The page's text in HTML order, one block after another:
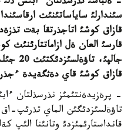
سئندارلئ ساياساتئنئث
قازاق كوشئ اتاجذرتقا بةت
قارسئ العان ةل ازاماتتارئنئث
قازاق كوشئ قاي دةثگةيدة
- پرةزيدةنتئمئز نذرسذلتان
تاؤةلسئزدئگئن الماي تذرئپ-
قانداستارئمئزدئ وتانئنا الئپ